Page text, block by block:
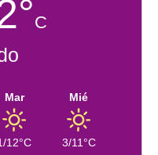
C
Mar
12°C
Mié
3/11°C